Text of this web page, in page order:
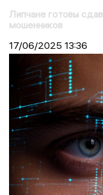
Липчане готовы
мошенников
17/06/2025 13:36